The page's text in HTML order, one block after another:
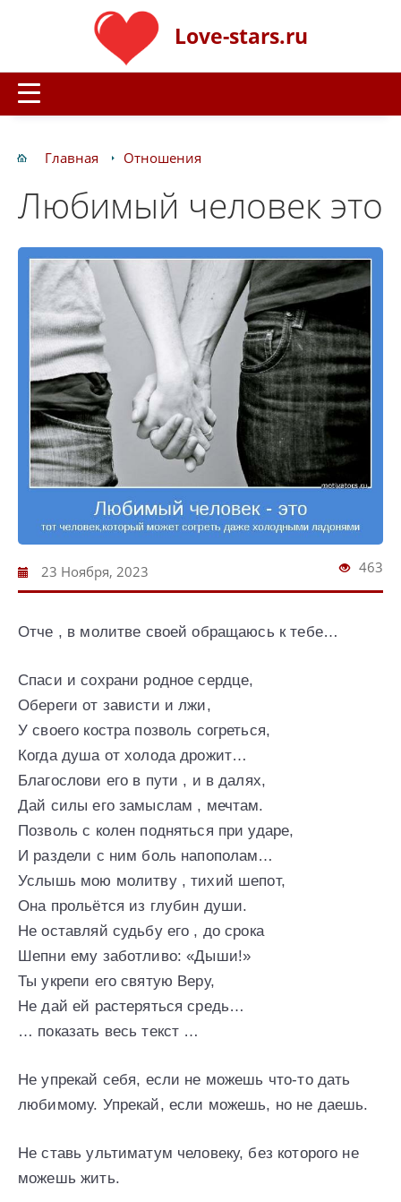
Love-stars.ru
Главная Отношения
Любимый человек это
23 Ноября, 2023 463
Отче , в молитве своей обращаюсь к тебе…
Спаси и сохрани родное сердце,
Обереги от зависти и лжи,
У своего костра позволь согреться,
Когда душа от холода дрожит…
Благослови его в пути , и в далях,
Дай силы его замыслам , мечтам.
Позволь с колен подняться при ударе,
И раздели с ним боль напополам…
Услышь мою молитву , тихий шепот,
Она прольётся из глубин души.
Не оставляй судьбу его , до срока
Шепни ему заботливо: «Дыши!»
Ты укрепи его святую Веру,
Не дай ей растеряться средь…
… показать весь текст …
Не упрекай себя, если не можешь что-то дать
любимому. Упрекай, если можешь, но не даешь.
Не ставь ультиматум человеку, без которого не
можешь жить.